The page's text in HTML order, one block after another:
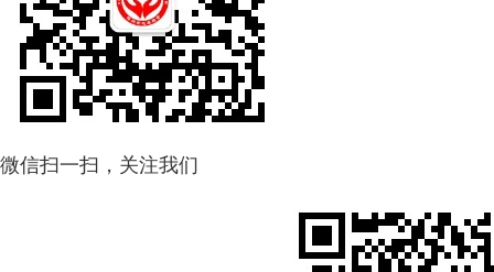
微信扫一扫，关注我们